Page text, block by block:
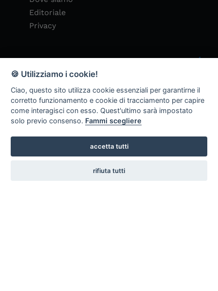
Editoriale
Privacy
Contatto
Reden Hermann Srl
Email: info@reden-h.it
Tel: +390474678002
Zona Artigianale 44, 39030 Chienes BZ
(Magazzino)
P.IVA: 00628850216
🍪 Utilizziamo i cookie!
Ciao, questo sito utilizza cookie essenziali per garantirne il
corretto funzionamento e cookie di tracciamento per capire
come interagisci con esso. Quest'ultimo sarà impostato
solo previo consenso. Fammi scegliere
accetta tutti
rifiuta tutti